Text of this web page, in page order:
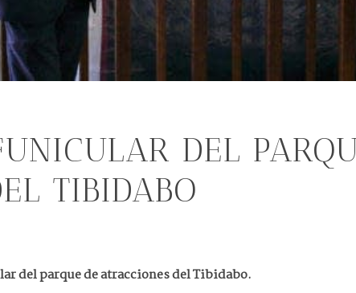
DEL
TIBIDABO
del parque de atracciones del Tibidabo.